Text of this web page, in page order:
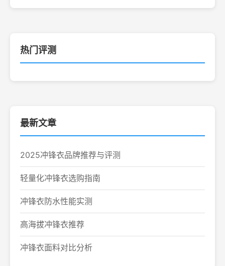
热门评测
最新文章
2025冲锋衣品牌推荐与评测
轻量化冲锋衣选购指南
冲锋衣防水性能实测
高海拔冲锋衣推荐
冲锋衣面料对比分析